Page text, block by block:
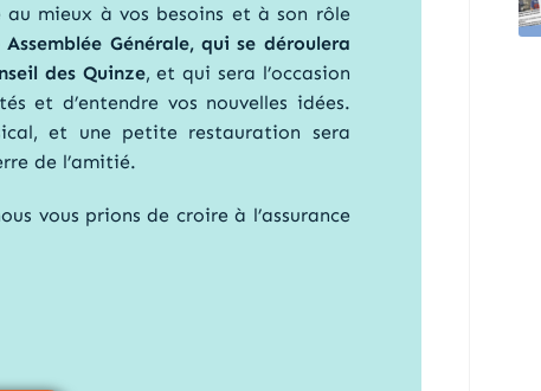
mieux à vos besoins et à son rôle
Générale, qui se déroulera
des Quinze, et qui sera l’occasion
et d’entendre vos nouvelles idées.
et une petite restauration sera
de l’amitié.
vous prions de croire à l’assurance